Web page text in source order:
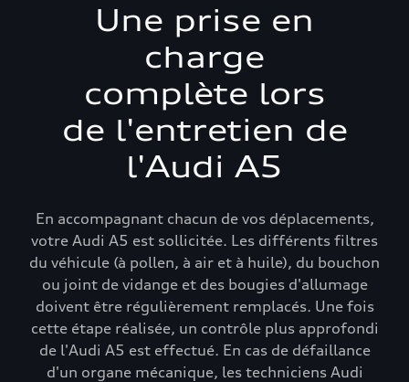
Une prise en
charge
complète lors
de l'entretien de
l'Audi A5
En accompagnant chacun de vos déplacements,
votre Audi A5 est sollicitée. Les différents filtres
du véhicule (à pollen, à air et à huile), du bouchon
ou joint de vidange et des bougies d'allumage
doivent être régulièrement remplacés. Une fois
cette étape réalisée, un contrôle plus approfondi
de l'Audi A5 est effectué. En cas de défaillance
d'un organe mécanique, les techniciens Audi